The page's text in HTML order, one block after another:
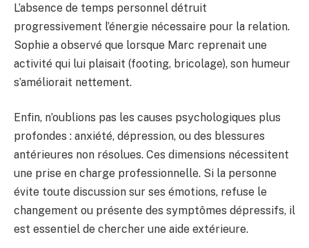
L’absence de temps personnel détruit
progressivement l’énergie nécessaire pour la relation.
Sophie a observé que lorsque Marc reprenait une
activité qui lui plaisait (footing, bricolage), son humeur
s’améliorait nettement.
Enfin, n’oublions pas les causes psychologiques plus
profondes : anxiété, dépression, ou des blessures
antérieures non résolues. Ces dimensions nécessitent
une prise en charge professionnelle. Si la personne
évite toute discussion sur ses émotions, refuse le
changement ou présente des symptômes dépressifs, il
est essentiel de chercher une aide extérieure.